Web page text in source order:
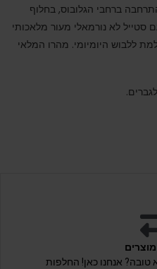
ברחבי הגלובוס, בחלוף
לא נורמאלי מעור מלאכותי
ללבוש היומיומי. מהרו המלאי
אנחנו כאן! החלפות